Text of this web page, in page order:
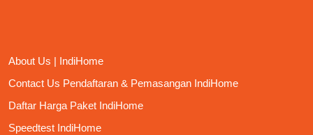
About Us | IndiHome
Contact Us Pendaftaran & Pemasangan IndiHome
Daftar Harga Paket IndiHome
Speedtest IndiHome